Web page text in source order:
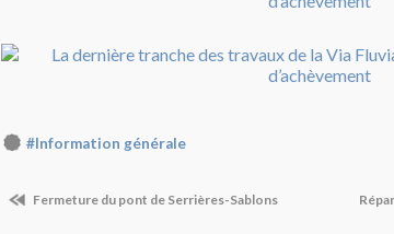
#Information générale
Fermeture du pont de Serrières-Sablons